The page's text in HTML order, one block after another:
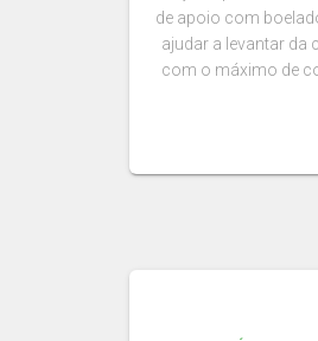
de apoio com
ajudar a levantar da
com o máximo de